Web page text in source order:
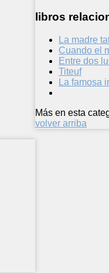
libros
La madre
Cuando el
Entre dos
Titeuf
La famosa
Más en esta
volver arriba